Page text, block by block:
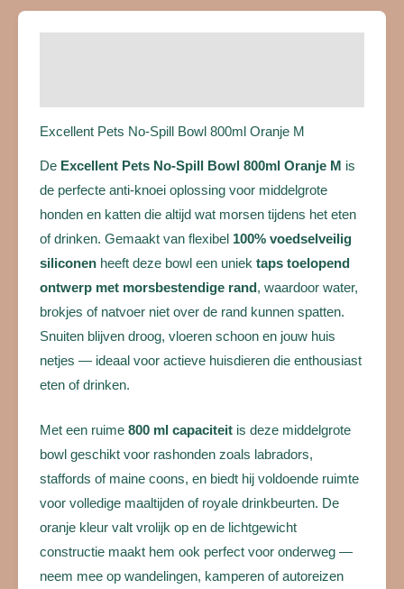
Excellent Pets No-Spill Bowl 800ml Oranje M
De Excellent Pets No-Spill Bowl 800ml Oranje M is
de perfecte anti-knoei oplossing voor middelgrote
honden en katten die altijd wat morsen tijdens het eten
of drinken. Gemaakt van flexibel 100% voedselveilig
siliconen heeft deze bowl een uniek taps toelopend
ontwerp met morsbestendige rand, waardoor water,
brokjes of natvoer niet over de rand kunnen spatten.
Snuiten blijven droog, vloeren schoon en jouw huis
netjes — ideaal voor actieve huisdieren die enthousiast
eten of drinken.
Met een ruime 800 ml capaciteit is deze middelgrote
bowl geschikt voor rashonden zoals labradors,
staffords of maine coons, en biedt hij voldoende ruimte
voor volledige maaltijden of royale drinkbeurten. De
oranje kleur valt vrolijk op en de lichtgewicht
constructie maakt hem ook perfect voor onderweg —
neem mee op wandelingen, kamperen of autoreizen